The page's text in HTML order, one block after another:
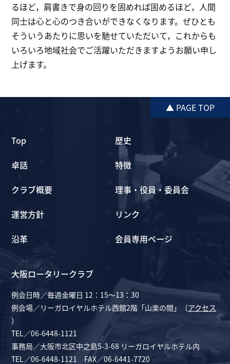
るほど，肩書きで身の回りを固めれば固めるほど，人間
同士は心と心のつき合いができなくなります。ぜひとも
そういうあたりに思いを馳せていただいて，これからも
いろいろ地域社会でご活躍いただきますようお願い申し
上げます。
▲ PAGE TOP
Top
卓話
クラブ概要
運営方針
沿革
歴史
特徴
理事・役員・委員会
リンク
会員専用ページ
大阪ロータリークラブ
例会日時／毎週金曜日 12：15～13：30
例会場／リーガロイヤルホテル西館2階「山楽の間」（アクセス
）
TEL／06-6448-1121
事務局／大阪市北区中之島5-3-68 リーガロイヤルホテル内
TEL／06-6448-1121 FAX／06-6441-7720